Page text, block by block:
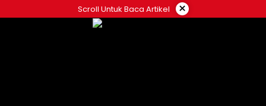
to
Scroll Untuk Baca Artikel ×